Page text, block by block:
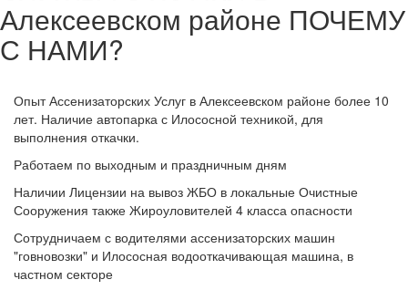
Алексеевском районе ПОЧЕМУ
С НАМИ?
Опыт Ассенизаторских Услуг в Алексеевском районе более 10
лет. Наличие автопарка с Илососной техникой, для
выполнения откачки.
Работаем по выходным и праздничным дням
Наличии Лицензии на вывоз ЖБО в локальные Очистные
Сооружения также Жироуловителей 4 класса опасности
Сотрудничаем с водителями ассенизаторских машин
"говновозки" и Илососная водооткачивающая машина, в
частном секторе